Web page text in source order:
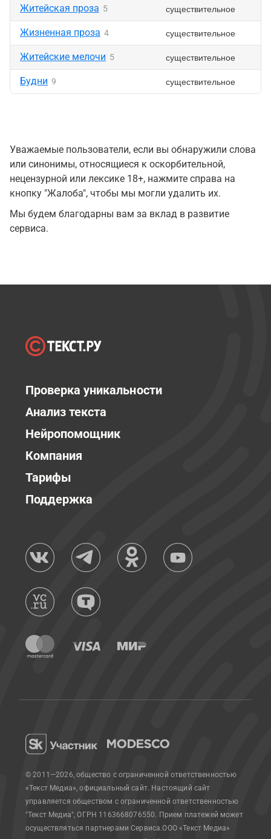
Житейская проза 5 существительное
Жизненная проза 4 существительное
Житейские мелочи 5 существительное
Будни 9 существительное
Уважаемые пользователи, если вы обнаружили слова
или синонимы, относящиеся к оскорбительной,
нецензурной или лексике 18+, нажмите справа на
кнопку "Жалоба", чтобы мы могли удалить их.
Мы будем благодарны вам за вклад в развитие
сервиса.
Проверка уникальности
Анализ текста
Нейропомощник
Компания
Тарифы
Поддержка
© 2011—2026, общество с ограниченной ответственностью
«Текст Медиа», официальный сайт. Настоящий сайт
управляется обществом с ограниченной ответственностью
"Текст Медиа", ОГРН 1163668076550. Прием платежей может
осуществляться партнерами Сервиса.ООО «Текст Медиа»